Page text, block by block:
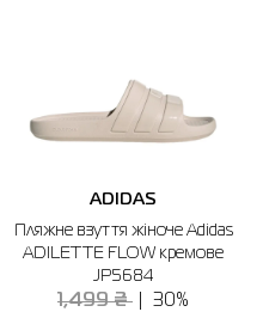
ADIDAS
Пляжне взуття жіноче Adidas
ADILETTE FLOW кремове
JP5684
1,499 ₴ 30%